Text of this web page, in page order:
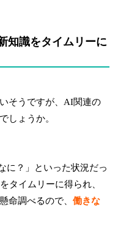
知識をタイムリーに
そうですが、AI関連の
しょうか。
に？」といった状況だっ
タイムリーに得られ、
命調べるので、働きな